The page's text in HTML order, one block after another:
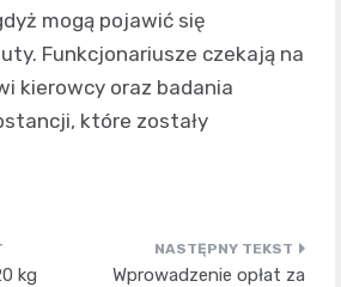
mogą pojawić się
Funkcjonariusze czekają na
kierowcy oraz badania
które zostały
kg
Wprowadzenie opłat za